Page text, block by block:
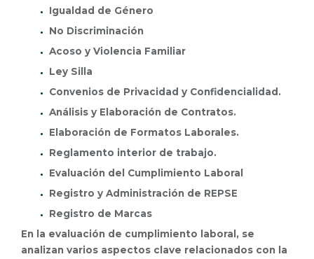
Igualdad de Género
No Discriminación
Acoso y Violencia Familiar
Ley Silla
Convenios de Privacidad y Confidencialidad.
Análisis y Elaboración de Contratos.
Elaboración de Formatos Laborales.
Reglamento interior de trabajo.
Evaluación del Cumplimiento Laboral
Registro y Administración de REPSE
Registro de Marcas
En la evaluación de cumplimiento laboral, se
analizan varios aspectos clave relacionados con la